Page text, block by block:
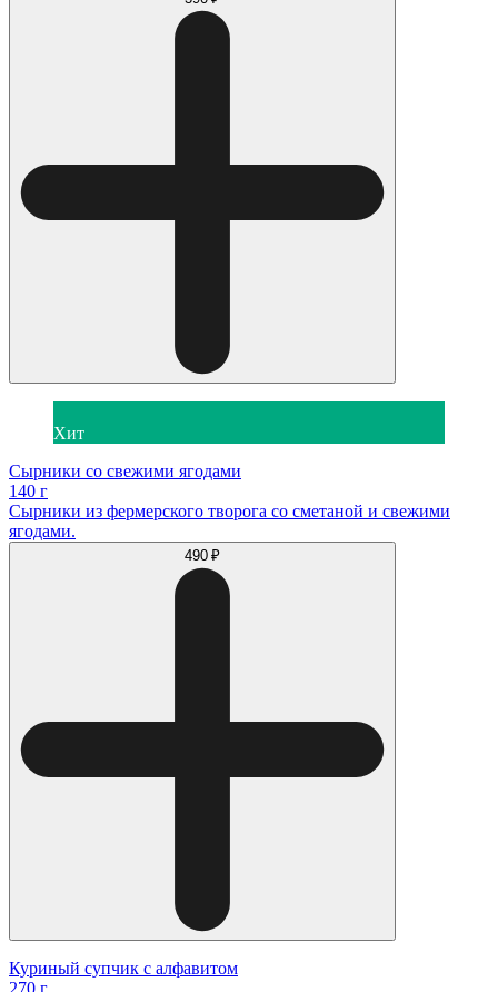
Хит
Сырники со свежими ягодами
140 г
Сырники из фермерского творога со сметаной и свежими
ягодами.
490 ₽
Куриный супчик с алфавитом